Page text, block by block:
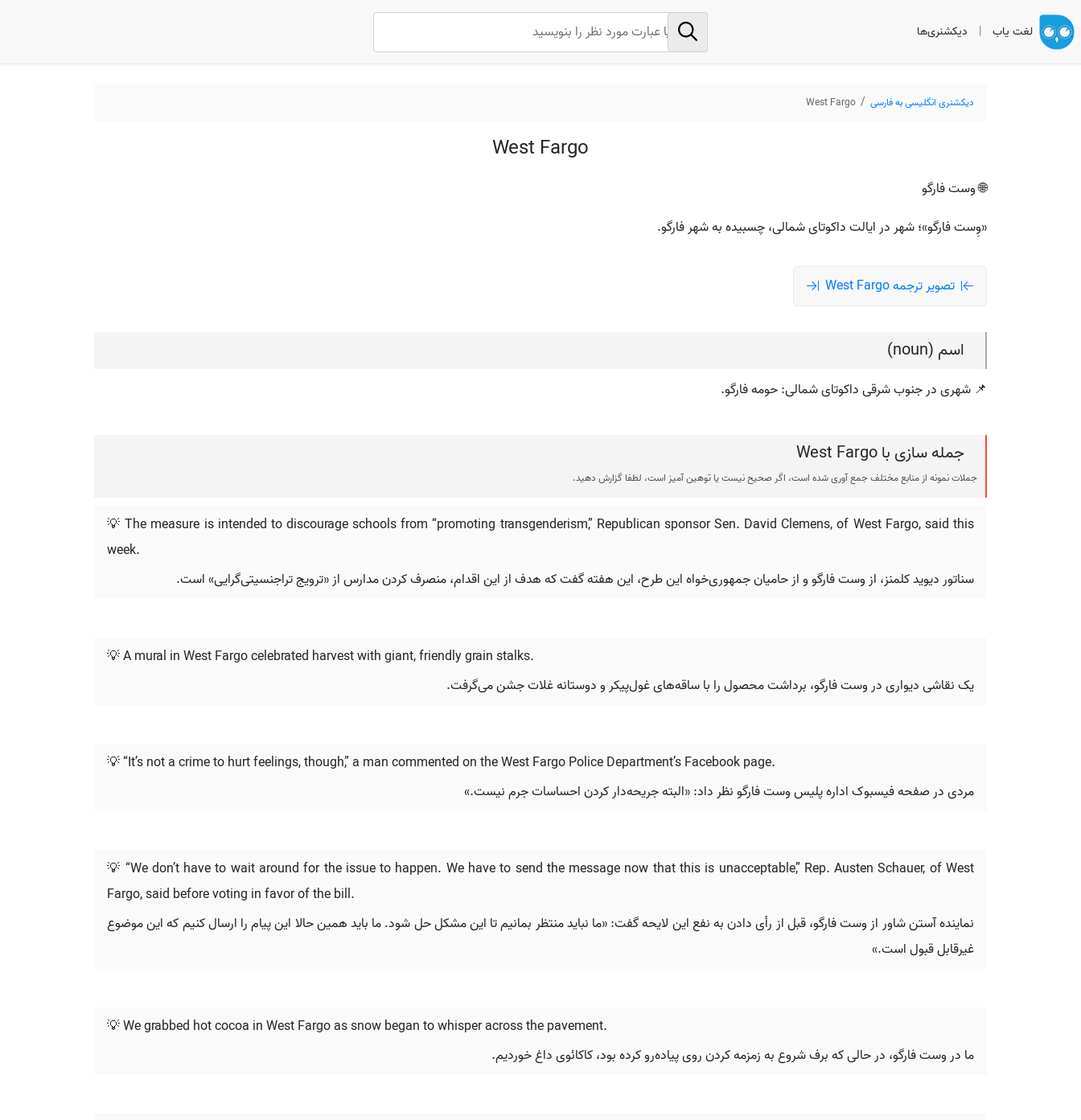
لغت یاب | دیکشنری‌ها
دیکشنری انگلیسی به فارسی West Fargo
West Fargo
🌐 وست فارگو
«وِست فارگو»؛ شهر در ایالت داکوتای شمالی، چسبیده به شهر فارگو.
تصویر ترجمه West Fargo
اسم (noun)
📌 شهری در جنوب شرقی داکوتای شمالی: حومه فارگو.
جمله سازی با West Fargo
جملات نمونه از منابع مختلف جمع آوری شده است، اگر صحیح نیست یا توهین آمیز است، لطفا گزارش دهید.
💡 The measure is intended to discourage schools from “promoting transgenderism,” Republican sponsor Sen. David Clemens, of West Fargo, said this
week.
سناتور دیوید کلمنز، از وست فارگو و از حامیان جمهوری‌خواه این طرح، این هفته گفت که هدف از این اقدام، منصرف کردن مدارس از «ترویج تراجنسیتی‌گرایی» است.
💡 A mural in West Fargo celebrated harvest with giant, friendly grain stalks.
یک نقاشی دیواری در وست فارگو، برداشت محصول را با ساقه‌های غول‌پیکر و دوستانه غلات جشن می‌گرفت.
💡 “It’s not a crime to hurt feelings, though,” a man commented on the West Fargo Police Department’s Facebook page.
مردی در صفحه فیسبوک اداره پلیس وست فارگو نظر داد: «البته جریحه‌دار کردن احساسات جرم نیست.»
💡 “We don’t have to wait around for the issue to happen. We have to send the message now that this is unacceptable,” Rep. Austen Schauer, of West
Fargo, said before voting in favor of the bill.
نماینده آستن شاور از وست فارگو، قبل از رأی دادن به نفع این لایحه گفت: «ما نباید منتظر بمانیم تا این مشکل حل شود. ما باید همین حالا این پیام را ارسال کنیم که این موضوع
غیرقابل قبول است.»
💡 We grabbed hot cocoa in West Fargo as snow began to whisper across the pavement.
ما در وست فارگو، در حالی که برف شروع به زمزمه کردن روی پیاده‌رو کرده بود، کاکائوی داغ خوردیم.